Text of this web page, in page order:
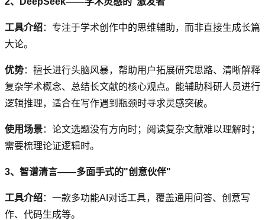
工具介绍：专注于学术创作中的思维辅助，而非直接生成长篇
大论。
优势：擅长进行头脑风暴，帮助用户拓展研究思路、清晰解释
复杂学术概念、总结长文献的核心观点。能辅助科研人员进行
逻辑推理，适合在写作遇到瓶颈时寻求灵感突破。
使用场景：论文选题没有方向时；阅读复杂文献难以理解时；
需要梳理论证逻辑时。
3、智谱清言——多面手式的"创意伙伴"
工具介绍：一款多功能AI对话工具，覆盖通用问答、创意写
作、代码生成等。